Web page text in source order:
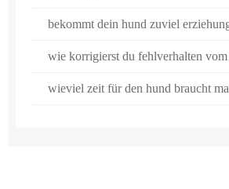
bekommt dein hund zuviel
wie korrigierst du fehlverhalten
wieviel zeit für den hund braucht